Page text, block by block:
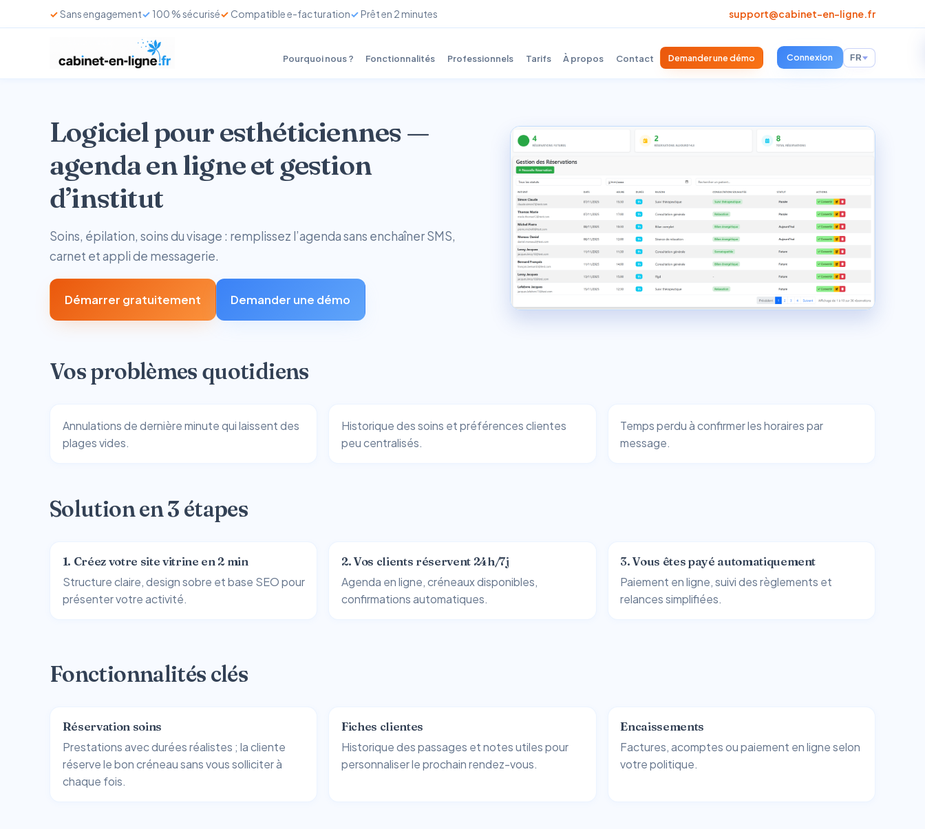
Sans engagement 100 % sécurisé Compatible e-facturation Prêt en 2 minutes support@cabinet-en-ligne.fr
Pourquoi nous ? Fonctionnalités Professionnels Tarifs À propos Contact Demander une démo Connexion FR
Logiciel pour esthéticiennes —
agenda en ligne et gestion
d’institut
Soins, épilation, soins du visage : remplissez l’agenda sans enchaîner SMS,
carnet et appli de messagerie.
Démarrer gratuitement Demander une démo
Vos problèmes quotidiens
Annulations de dernière minute qui laissent des
plages vides.
Historique des soins et préférences clientes
peu centralisés.
Temps perdu à confirmer les horaires par
message.
Solution en 3 étapes
1. Créez votre site vitrine en 2 min
Structure claire, design sobre et base SEO pour
présenter votre activité.
2. Vos clients réservent 24h/7j
Agenda en ligne, créneaux disponibles,
confirmations automatiques.
3. Vous êtes payé automatiquement
Paiement en ligne, suivi des règlements et
relances simplifiées.
Fonctionnalités clés
Réservation soins
Prestations avec durées réalistes ; la cliente
réserve le bon créneau sans vous solliciter à
chaque fois.
Fiches clientes
Historique des passages et notes utiles pour
personnaliser le prochain rendez-vous.
Encaissements
Factures, acomptes ou paiement en ligne selon
votre politique.